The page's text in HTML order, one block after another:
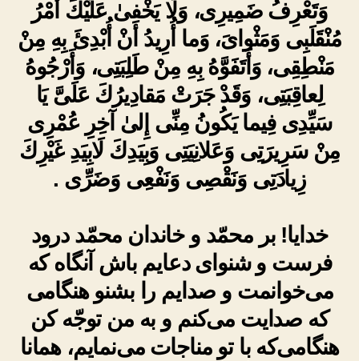
وَتَعْرِفُ ضَمِيرِى، وَلَا يَخْفىٰ عَلَيْكَ أَمْرُ
مُنْقَلَبِى وَمَثْواىَ، وَما أُرِيدُ أَنْ أُبْدِئَ بِهِ مِنْ
مَنْطِقِى، وَأَتَفَوَّهُ بِهِ مِنْ طَلِبَتِى، وَأَرْجُوهُ
لِعاقِبَتِى، وَقَدْ جَرَتْ مَقادِيرُكَ عَلَىَّ يَا
سَيِّدِى فِيما يَكُونُ مِنِّى إِلىٰ آخِرِ عُمْرِى
مِنْ سَرِيرَتِى وَعَلانِيَتِى وَبِيَدِكَ لَابِيَدِ غَيْرِكَ
زِيادَتِى وَنَقْصِى وَنَفْعِى وَضَرِّى .
خدایا! بر محمّد و خاندان محمّد درود
فرست و شنوای دعایم باش آنگاه که
می‌خوانمت و صدایم را بشنو هنگامی
که صدایت می‌کنم و به من توجّه کن
هنگامی‌که با تو مناجات می‌نمایم، همانا